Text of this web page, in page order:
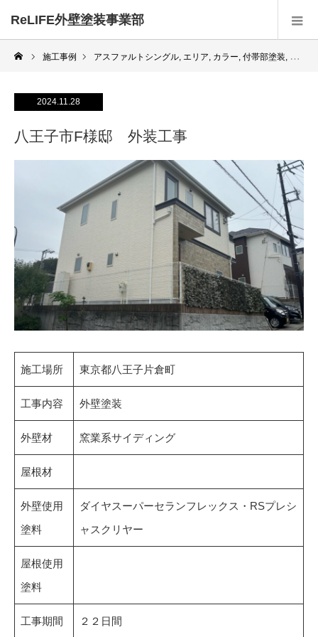
ReLIFE外壁塗装事業部
施工事例 アスファルトシングル, エリア, カラー, 付帯部塗装, 八王子
2024.11.28
八王子市F様邸 外装工事
施工場所 東京都八王子片倉町
工事内容 外壁塗装
外壁材 窯業系サイディング
屋根材
外壁使用
塗料
ダイヤスーパーセランフレックス・RSプレシ
ャスクリヤー
屋根使用
塗料
工事期間 ２２日間